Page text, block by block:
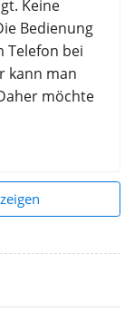
Keine
Bedienung
Telefon bei
kann man
möchte